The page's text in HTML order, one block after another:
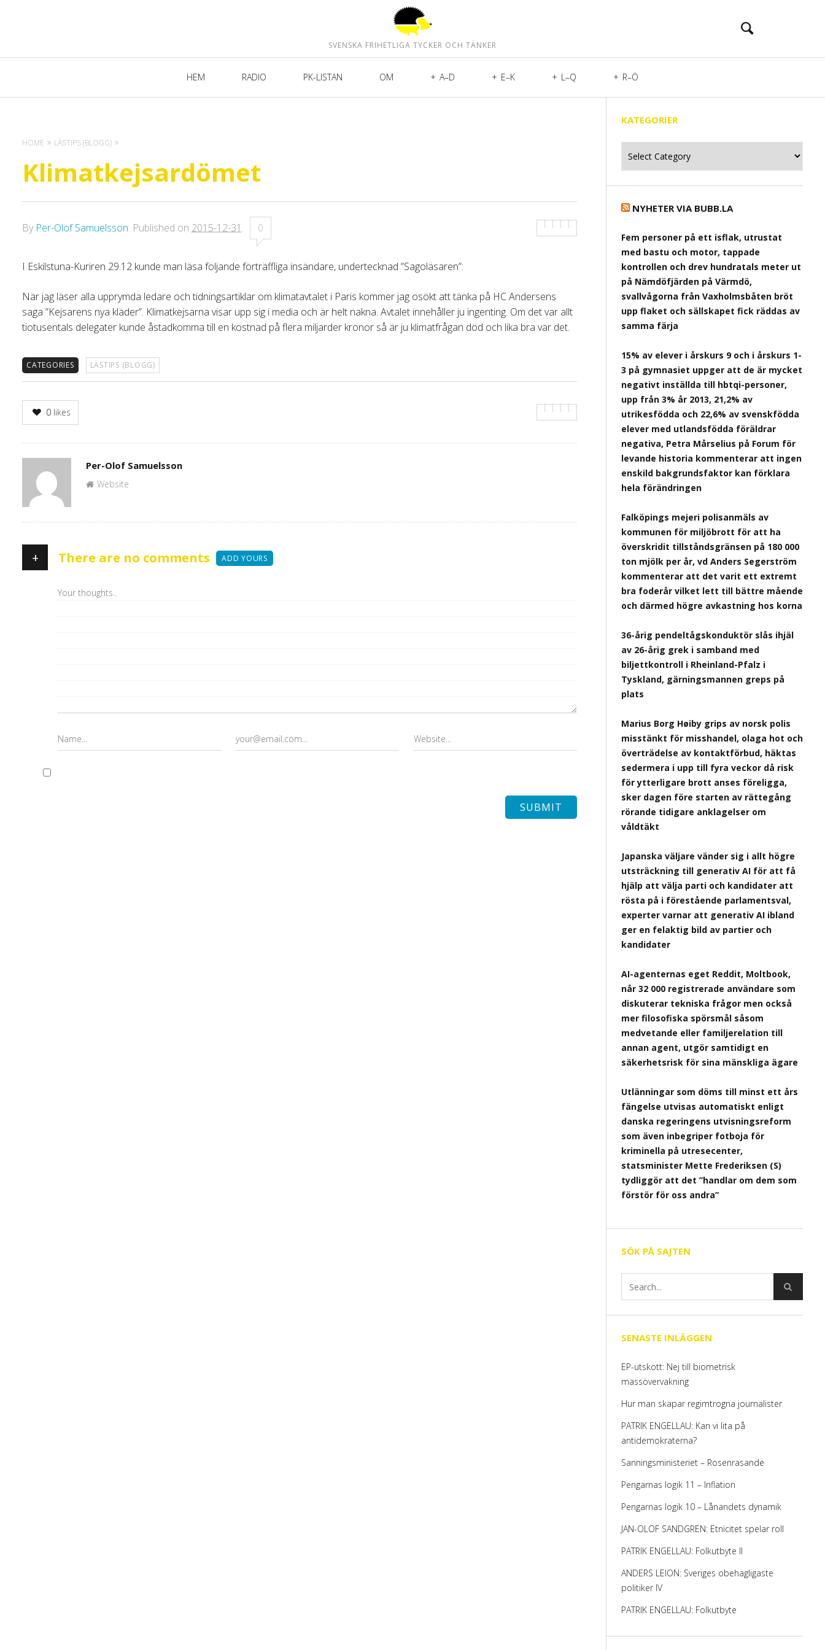
SVENSKA FRIHETLIGA TYCKER OCH TÄNKER
HEM RADIO PK-LISTAN OM A–D E–K L–Q R–Ö
HOME LÄSTIPS (BLOGG)
Klimatkejsardömet
By Per-Olof Samuelsson. Published on 2015-12-31 . 0
I Eskilstuna-Kuriren 29.12 kunde man läsa följande förträffliga insändare, undertecknad ”Sagoläsaren”:
När jag läser alla upprymda ledare och tidningsartiklar om klimatavtalet i Paris kommer jag osökt att tänka på HC Andersens
saga ”Kejsarens nya kläder”. Klimatkejsarna visar upp sig i media och är helt nakna. Avtalet innehåller ju ingenting. Om det var allt
tiotusentals delegater kunde åstadkomma till en kostnad på flera miljarder kronor så är ju klimatfrågan död och lika bra var det.
CATEGORIES LÄSTIPS (BLOGG)
0 likes
Author
Per-Olof Samuelsson
Website
+ There are no comments ADD YOURS
KATEGORIER
NYHETER VIA BUBB.LA
Fem personer på ett isflak, utrustat
med bastu och motor, tappade
kontrollen och drev hundratals meter ut
på Nämdöfjärden på Värmdö,
svallvågorna från Vaxholmsbåten bröt
upp flaket och sällskapet fick räddas av
samma färja
15% av elever i årskurs 9 och i årskurs 1-
3 på gymnasiet uppger att de är mycket
negativt inställda till hbtqi-personer,
upp från 3% år 2013, 21,2% av
utrikesfödda och 22,6% av svenskfödda
elever med utlandsfödda föräldrar
negativa, Petra Mårselius på Forum för
levande historia kommenterar att ingen
enskild bakgrundsfaktor kan förklara
hela förändringen
Falköpings mejeri polisanmäls av
kommunen för miljöbrott för att ha
överskridit tillståndsgränsen på 180 000
ton mjölk per år, vd Anders Segerström
kommenterar att det varit ett extremt
bra foderår vilket lett till bättre mående
och därmed högre avkastning hos korna
36-årig pendeltågskonduktör slås ihjäl
av 26-årig grek i samband med
biljettkontroll i Rheinland-Pfalz i
Tyskland, gärningsmannen greps på
plats
Marius Borg Høiby grips av norsk polis
misstänkt för misshandel, olaga hot och
överträdelse av kontaktförbud, häktas
sedermera i upp till fyra veckor då risk
för ytterligare brott anses föreligga,
sker dagen före starten av rättegång
rörande tidigare anklagelser om
våldtäkt
Japanska väljare vänder sig i allt högre
utsträckning till generativ AI för att få
hjälp att välja parti och kandidater att
rösta på i förestående parlamentsval,
experter varnar att generativ AI ibland
ger en felaktig bild av partier och
kandidater
AI-agenternas eget Reddit, Moltbook,
når 32 000 registrerade användare som
diskuterar tekniska frågor men också
mer filosofiska spörsmål såsom
medvetande eller familjerelation till
annan agent, utgör samtidigt en
säkerhetsrisk för sina mänskliga ägare
Utlänningar som döms till minst ett års
fängelse utvisas automatiskt enligt
danska regeringens utvisningsreform
som även inbegriper fotboja för
kriminella på utresecenter,
statsminister Mette Frederiksen (S)
tydliggör att det ”handlar om dem som
förstör för oss andra”
SÖK PÅ SAJTEN
SENASTE INLÄGGEN
EP-utskott: Nej till biometrisk
massövervakning
Hur man skapar regimtrogna journalister
PATRIK ENGELLAU: Kan vi lita på
antidemokraterna?
Sanningsministeriet – Rosenrasande
Pengarnas logik 11 – Inflation
Pengarnas logik 10 – Lånandets dynamik
JAN-OLOF SANDGREN: Etnicitet spelar roll
PATRIK ENGELLAU: Folkutbyte II
ANDERS LEION: Sveriges obehagligaste
politiker IV
PATRIK ENGELLAU: Folkutbyte